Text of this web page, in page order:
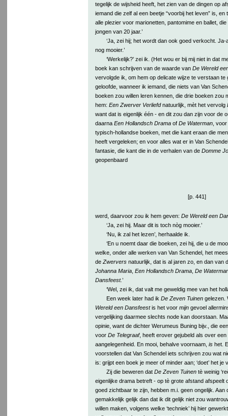
tegelijk de wijsheid heeft, het zien van de dingen op
iemand die zelf al een beetje “voorbij het leven” is,
alle plezier voor marionetten, pantomime en ballet,
jongen van 20 jaar.’
‘Ja, zei hij; het wordt dan ook goed verkocht.
nog mooier.’
‘Werkelijk?’ zei ik. (Het wou er bij mij niet in dat
boek kan schrijven van de waarde van De Wereld
vervolgde ik, om hem op delicate wijze te verstaan te
geloofde, wanneer ik iemand, die niets van Van
boeken zou willen leren kennen, die drie boeken zou
hem: Een Zwerver Verliefdnatuurlijk, mèt het vervolg
want dat is eigenlijk één - en dit zou dan zijn voor de
daarna Een Hollandsch Dramaof De Waterman, voor
typisch-hollandse boeken, met die kant eraan die
heeft vergeleken; en voor alles wat er in Van
fantasie, die kant die in de verhalen van de Domme
geopenbaard
[p. 441]
werd, daarvoor zou ik hem geven: De Wereld een
‘Ja, zei hij. Maar dit is toch nòg mooier.’
‘Nu, ik zal het lezen’, herhaalde ik.
‘En u noemt daar die boeken, zei hij, die u de
welke, onder alle werken van Van Schendel, het
de Zwerversnatuurlijk, dat is al jaren zo, en dan van
Johanna Maria, Een Hollandsch Drama, De
Dansfeest.’
‘Wel, zei ik, dat valt me geweldig mee van het
Een week later had ik De Zeven Tuinengelezen.
Wereld een Dansfeestis het voor mijngevoel
vergelijking daarmee slechts node kan doorstaan.
opinie, want de dichter Werumeus Buning bijv., die
voor De Telegraaf, heeft erover gejubeld als over een
aangelegenheid. En mooi, behalve voornaam, ishet.
voorstellen dat Van Schendel iets schrijven zou wat
is: grijpt een boek je meer of minder aan; ‘doet’ het je
Zij die beweren dat De Zeven Tuinentè weinig
eigenlijke drama betreft - op tè grote afstand afspeelt
goed zichtbaar te zijn, hebben m.i. geen ongelijk. Aan
gemakkelijk gelijk dan dat ik dit gelijk niet zou
willen maken, volgens welke ‘techniek’ hij hier